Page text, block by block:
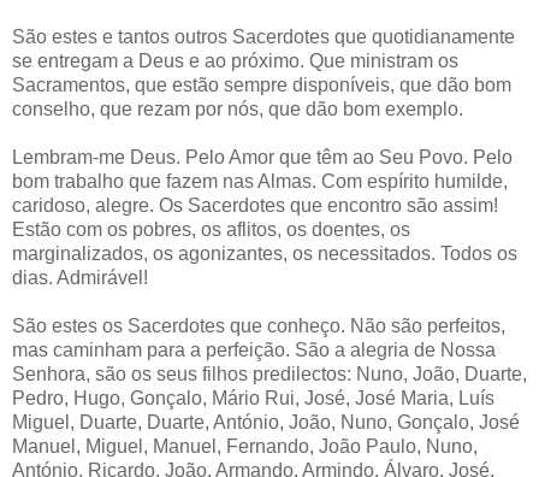
São estes e tantos outros Sacerdotes que quotidianamente
se entregam a Deus e ao próximo. Que ministram os
Sacramentos, que estão sempre disponíveis, que dão bom
conselho, que rezam por nós, que dão bom exemplo.
Lembram-me Deus. Pelo Amor que têm ao Seu Povo. Pelo
bom trabalho que fazem nas Almas. Com espírito humilde,
caridoso, alegre. Os Sacerdotes que encontro são assim!
Estão com os pobres, os aflitos, os doentes, os
marginalizados, os agonizantes, os necessitados. Todos os
dias. Admirável!
São estes os Sacerdotes que conheço. Não são perfeitos,
mas caminham para a perfeição. São a alegria de Nossa
Senhora, são os seus filhos predilectos: Nuno, João, Duarte,
Pedro, Hugo, Gonçalo, Mário Rui, José, José Maria, Luís
Miguel, Duarte, Duarte, António, João, Nuno, Gonçalo, José
Manuel, Miguel, Manuel, Fernando, João Paulo, Nuno,
António, Ricardo, João, Armando, Armindo, Álvaro, José,